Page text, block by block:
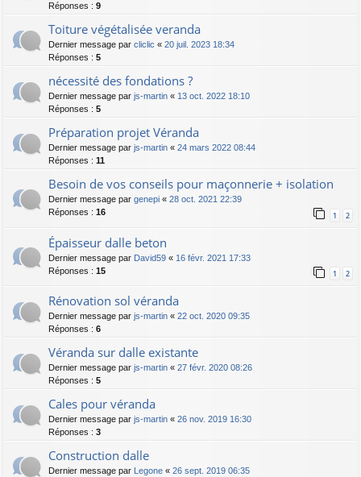
Réponses : 9
Toiture végétalisée veranda
Dernier message par cliclic « 20 juil. 2023 18:34
Réponses : 5
nécessité des fondations ?
Dernier message par js-martin « 13 oct. 2022 18:10
Réponses : 5
Préparation projet Véranda
Dernier message par js-martin « 24 mars 2022 08:44
Réponses : 11
Besoin de vos conseils pour maçonnerie + isolation
Dernier message par genepi « 28 oct. 2021 22:39
Réponses : 16 1 2
Épaisseur dalle beton
Dernier message par David59 « 16 févr. 2021 17:33
Réponses : 15 1 2
Rénovation sol véranda
Dernier message par js-martin « 22 oct. 2020 09:35
Réponses : 6
Véranda sur dalle existante
Dernier message par js-martin « 27 févr. 2020 08:26
Réponses : 5
Cales pour véranda
Dernier message par js-martin « 26 nov. 2019 16:30
Réponses : 3
Construction dalle
Dernier message par Legone « 26 sept. 2019 06:35